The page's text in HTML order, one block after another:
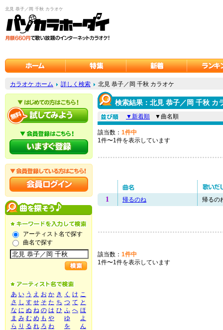
北見 恭子／岡 千秋 カラオケ
カラオケ ホーム 詳しく検索 北見 恭子／岡 千秋 カラオケ
アーティスト名で探す
曲名で探す
あ い う え お か き く け こ
さ し す せ そ た ち つ て と
な に ぬ ね の は ひ ふ へ ほ
ま み む め も や ゆ
よ
ら り る れ ろ わ を
ん
検索結果：北見 恭子／岡 千秋 カ
▼新着順 ▼曲名順
該当数： 1件中
1件〜1件を表示しています
1 帰るのね 帰るの
該当数： 1件中
1件〜1件を表示しています